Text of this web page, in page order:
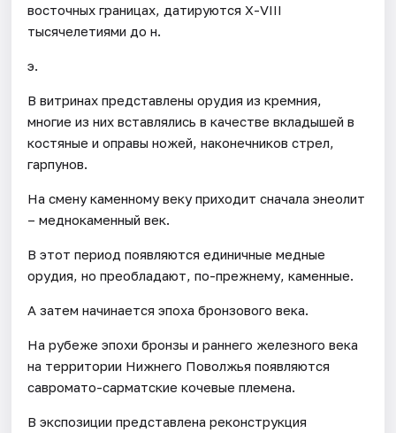
восточных границах, датируются Х-VIII
тысячелетиями до н.
э.
В витринах представлены орудия из кремния,
многие из них вставлялись в качестве вкладышей в
костяные и оправы ножей, наконечников стрел,
гарпунов.
На смену каменному веку приходит сначала энеолит
– меднокаменный век.
В этот период появляются единичные медные
орудия, но преобладают, по-прежнему, каменные.
А затем начинается эпоха бронзового века.
На рубеже эпохи бронзы и раннего железного века
на территории Нижнего Поволжья появляются
савромато-сарматские кочевые племена.
В экспозиции представлена реконструкция